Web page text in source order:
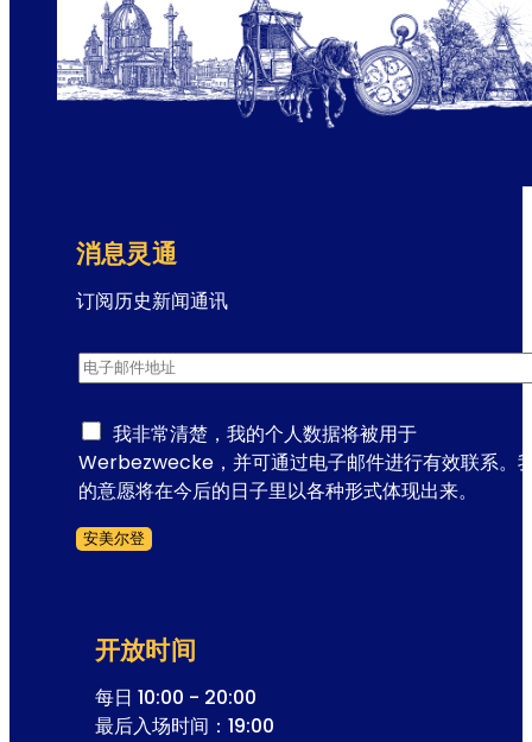
0
1
岁
游
消息灵通
订阅历史新闻通讯
通
讯
册
电
子
件
电子邮件地址
我非常清楚，我的个人数据将被用于
Werbezwecke，并可通过电子邮件进行有效联系。
的意愿将在今后的日子里以各种形式体现出来。
安美尔登
开放时间
每日 10:00 - 20:00
最后入场时间：19:00